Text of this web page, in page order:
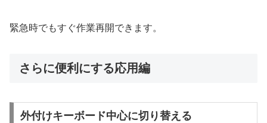
緊急時でもすぐ作業再開できます。
さらに便利にする応用編
外付けキーボード中心に切り替える